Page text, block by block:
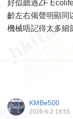
好似聽過ZF
齡左右偈聲明顯同
機械唔記得太多細
KMBe500
2026-6-2 18:55